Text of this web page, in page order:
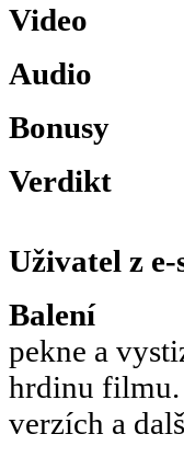
Video
Audio
Bonusy
Verdikt
Uživatel z e-
Balení
pekne a
hrdinu filmu.
verzích a